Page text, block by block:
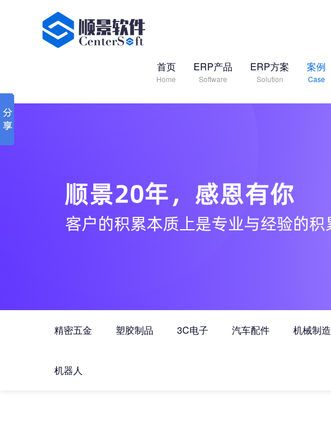
首页
Home
ERP产品
Software
ERP方案
Solution
案例
Case
精密五金 塑胶制品 3C电子 汽车配件 机械制造
机器人